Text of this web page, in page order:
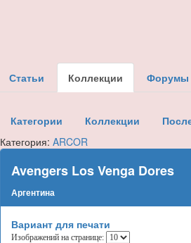
Статьи Коллекции Форумы
Категории Коллекции
Категория:ARCOR
Avengers Los Venga Dores
Аргентина
Вариант для печати
Изображений на странице: